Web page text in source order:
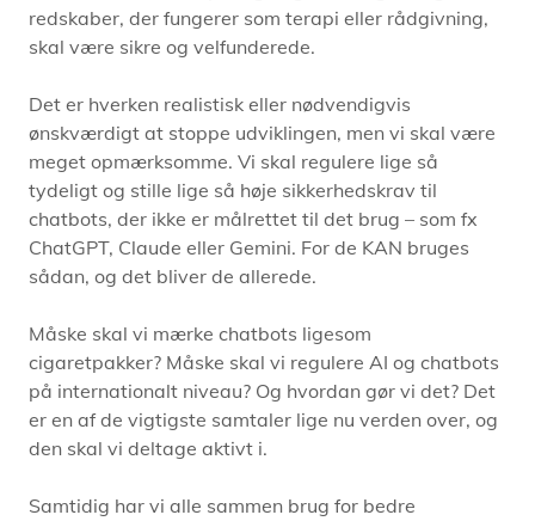
redskaber, der fungerer som terapi eller rådgivning,
skal være sikre og velfunderede.
Det er hverken realistisk eller nødvendigvis
ønskværdigt at stoppe udviklingen, men vi skal være
meget opmærksomme. Vi skal regulere lige så
tydeligt og stille lige så høje sikkerhedskrav til
chatbots, der ikke er målrettet til det brug – som fx
ChatGPT, Claude eller Gemini. For de KAN bruges
sådan, og det bliver de allerede.
Måske skal vi mærke chatbots ligesom
cigaretpakker? Måske skal vi regulere AI og chatbots
på internationalt niveau? Og hvordan gør vi det? Det
er en af de vigtigste samtaler lige nu verden over, og
den skal vi deltage aktivt i.
Samtidig har vi alle sammen brug for bedre